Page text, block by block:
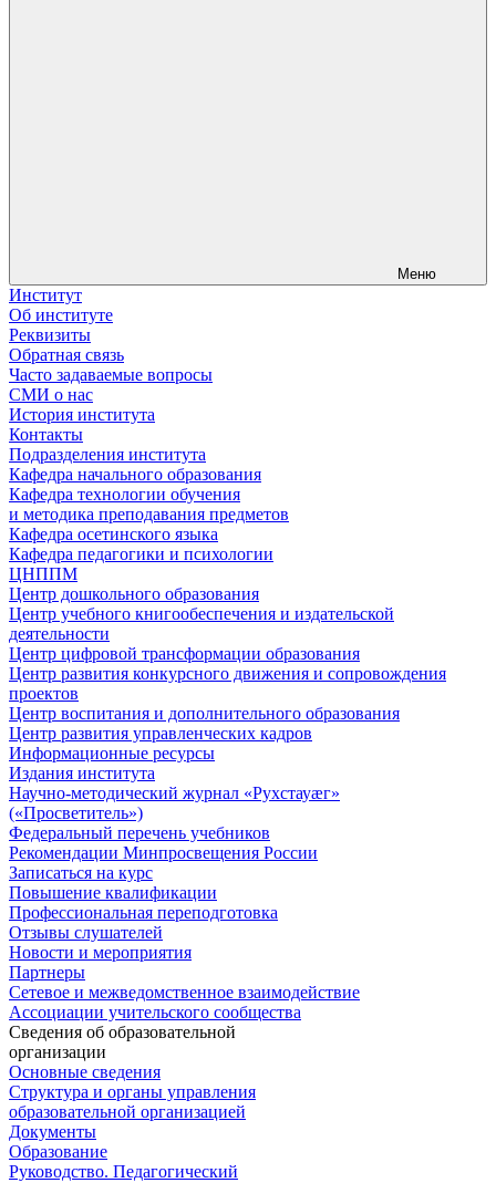
Меню
Институт
Об институте
Реквизиты
Обратная связь
Часто задаваемые вопросы
СМИ о нас
История института
Контакты
Подразделения института
Кафедра начального образования
Кафедра технологии обучения
и методика преподавания предметов
Кафедра осетинского языка
Кафедра педагогики и психологии
ЦНППМ
Центр дошкольного образования
Центр учебного книгообеспечения и издательской
деятельности
Центр цифровой трансформации образования
Центр развития конкурсного движения и сопровождения
проектов
Центр воспитания и дополнительного образования
Центр развития управленческих кадров
Информационные ресурсы
Издания института
Научно-методический журнал «Рухстауæг»
(«Просветитель»)
Федеральный перечень учебников
Рекомендации Минпросвещения России
Записаться на курс
Повышение квалификации
Профессиональная переподготовка
Отзывы слушателей
Новости и мероприятия
Партнеры
Сетевое и межведомственное взаимодействие
Ассоциации учительского сообщества
Сведения об образовательной
организации
Основные сведения
Структура и органы управления
образовательной организацией
Документы
Образование
Руководство. Педагогический